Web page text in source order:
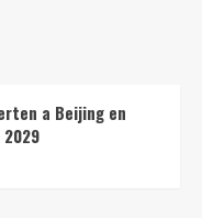
a Beijing en